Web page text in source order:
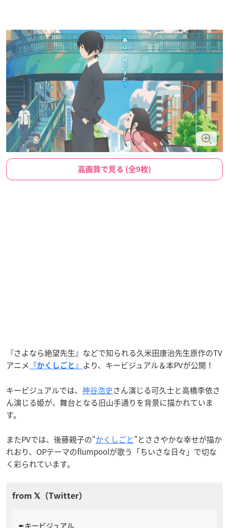
高画質で見る (全9枚)
『さよなら絶望先生』などで知られる久米田康治先生原作のTV
アニメ
『かくしごと』 より、キービジュアル＆本PVが公開！
キービジュアルでは、 神谷浩史さん演じる可久士と高橋李依さ
ん演じる姫が、舞台となる旧山手通りを背景に描かれていま
す。
またPVでは、後藤親子の“かくしごと”とささやかな幸せが描か
れおり、OPテーマのflumpoolが歌う「ちいさな日々」で切な
く彩られています。
✒キービジュアル